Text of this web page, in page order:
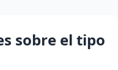
sobre el tipo